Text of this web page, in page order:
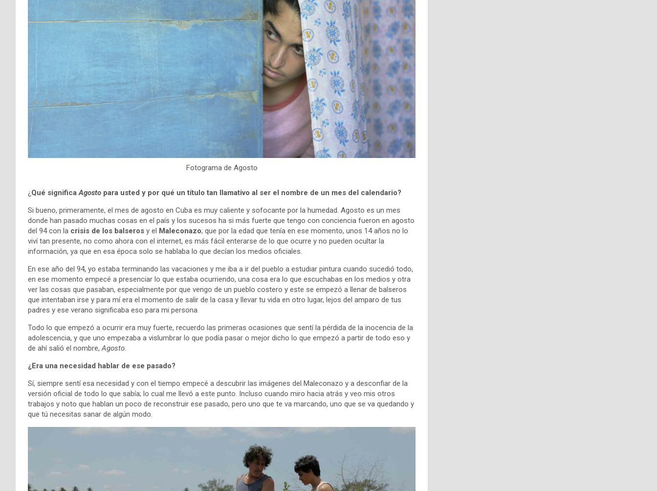
Fotograma de Agosto
¿ Qué significaAgosto para usted y por qué un título tan llamativo al ser el nombre de un mes del calendario?
Si bueno, primeramente, el mes de agosto en Cuba es muy caliente y sofocante por la humedad. Agosto es un mes
donde han pasado muchas cosas en el país y los sucesos ha si más fuerte que tengo con conciencia fueron en agosto
del 94 con la crisis de los balseros y el Maleconazo; que por la edad que tenía en ese momento, unos 14 años no lo
viví tan presente, no como ahora con el internet, es más fácil enterarse de lo que ocurre y no pueden ocultar la
información, ya que en esa época solo se hablaba lo que decían los medios oficiales.
En ese año del 94, yo estaba terminando las vacaciones y me iba a ir del pueblo a estudiar pintura cuando sucedió todo,
en ese momento empecé a presenciar lo que estaba ocurriendo, una cosa era lo que escuchabas en los medios y otra
ver las cosas que pasaban, especialmente por que vengo de un pueblo costero y este se empezó a llenar de balseros
que intentaban irse y para mí era el momento de salir de la casa y llevar tu vida en otro lugar, lejos del amparo de tus
padres y ese verano significaba eso para mi persona.
Todo lo que empezó a ocurrir era muy fuerte, recuerdo las primeras ocasiones que sentí la pérdida de la inocencia de la
adolescencia, y que uno empezaba a vislumbrar lo que podía pasar o mejor dicho lo que empezó a partir de todo eso y
de ahí salió el nombre,Agosto.
¿Era una necesidad hablar de ese pasado?
Sí, siempre sentí esa necesidad y con el tiempo empecé a descubrir las imágenes del Maleconazo y a desconfiar de la
versión oficial de todo lo que sabía; lo cual me llevó a este punto. Incluso cuando miro hacia atrás y veo mis otros
trabajos y noto que hablan un poco de reconstruir ese pasado, pero uno que te va marcando, uno que se va quedando y
que tú necesitas sanar de algún modo.